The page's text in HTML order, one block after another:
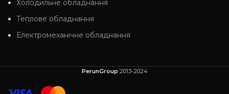
Холодильне обладнання
Теплове обладнання
Електромеханічне обладнання
PerunGroup 2013-2024